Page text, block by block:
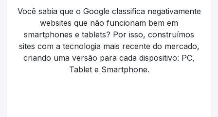
Você sabia que o Google classifica negativamente
websites que não funcionam bem em
smartphones e tablets? Por isso, construímos
sites com a tecnologia mais recente do mercado,
criando uma versão para cada dispositivo: PC,
Tablet e Smartphone.